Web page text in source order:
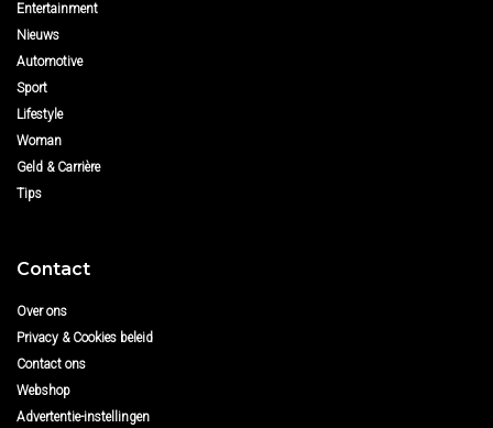
Entertainment
Nieuws
Automotive
Sport
Lifestyle
Woman
Geld & Carrière
Tips
Contact
Over ons
Privacy & Cookies beleid
Contact ons
Webshop
Advertentie-instellingen